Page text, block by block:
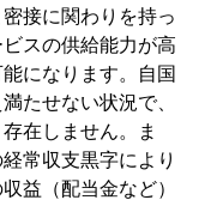
接に関わりを持っ
スの供給能力が高
になります。自国
たせない状況で、
在しません。ま
常収支黒字により
益（配当金など）